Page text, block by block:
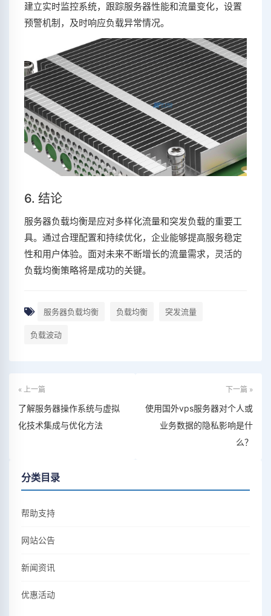
建立实时监控系统，跟踪服务器性能和流量变化，设置
预警机制，及时响应负载异常情况。
6. 结论
服务器负载均衡是应对多样化流量和突发负载的重要工
具。通过合理配置和持续优化，企业能够提高服务稳定
性和用户体验。面对未来不断增长的流量需求，灵活的
负载均衡策略将是成功的关键。
服务器负载均衡 负载均衡 突发流量
负载波动
« 上一篇
了解服务器操作系统与虚拟
化技术集成与优化方法
下一篇 »
使用国外vps服务器对个人或
业务数据的隐私影响是什
么？
分类目录
帮助支持
网站公告
新闻资讯
优惠活动